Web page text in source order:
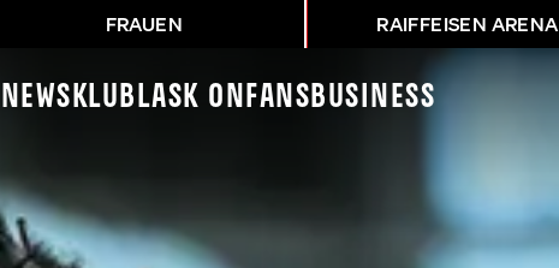
FRAUEN RAIFFEISEN ARENA
News Klub LASK On Fans Business